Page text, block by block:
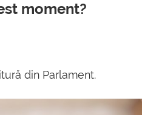
moment?
din Parlament.